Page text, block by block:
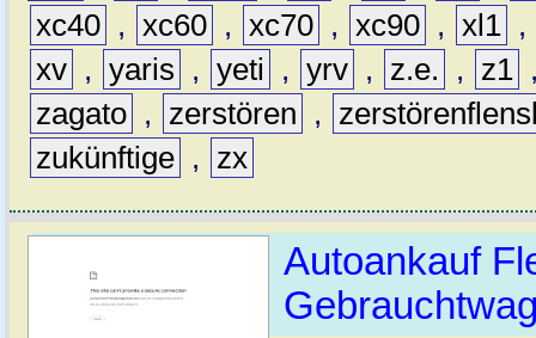
xc40 , xc60 , xc70 , xc90 , xl1 ,
xv , yaris , yeti , yrv , z.e. , z1
zagato , zerstören ,
zukünftige , zx
Autoankauf